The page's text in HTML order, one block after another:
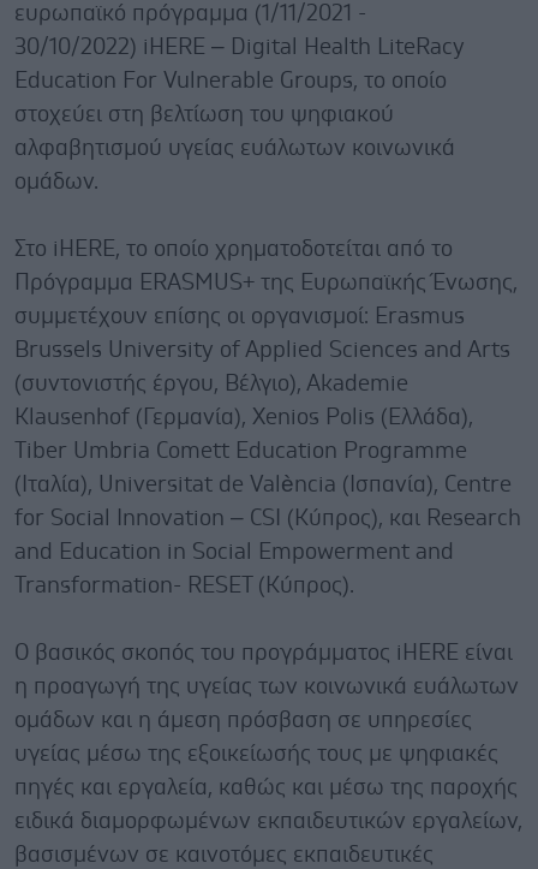
ευρωπαϊκό πρόγραμμα (1/11/2021 -
30/10/2022) iHERE – Digital Health LiteRacy
Education For Vulnerable Groups, το οποίο
στοχεύει στη βελτίωση του ψηφιακού
αλφαβητισμού υγείας ευάλωτων κοινωνικά
ομάδων.
Στο iHERE, το οποίο χρηματοδοτείται από το
Πρόγραμμα ERASMUS+ της Ευρωπαϊκής Ένωσης,
συμμετέχουν επίσης οι οργανισμοί: Erasmus
Brussels University of Applied Sciences and Arts
(συντονιστής έργου, Βέλγιο), Akademie
Klausenhof (Γερμανία), Xenios Polis (Ελλάδα),
Tiber Umbria Comett Education Programme
(Ιταλία), Universitat de València (Ισπανία), Centre
for Social Innovation – CSI (Κύπρος), και Research
and Education in Social Empowerment and
Transformation- RESET (Κύπρος).
Ο βασικός σκοπός του προγράμματος iHERE είναι
η προαγωγή της υγείας των κοινωνικά ευάλωτων
ομάδων και η άμεση πρόσβαση σε υπηρεσίες
υγείας μέσω της εξοικείωσής τους με ψηφιακές
πηγές και εργαλεία, καθώς και μέσω της παροχής
ειδικά διαμορφωμένων εκπαιδευτικών εργαλείων,
βασισμένων σε καινοτόμες εκπαιδευτικές